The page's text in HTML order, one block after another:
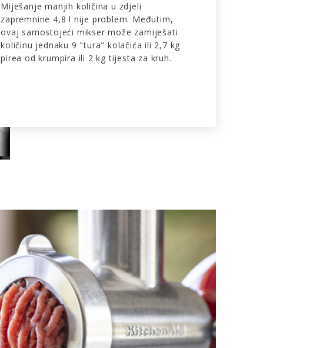
Miješanje manjih količina u zdjeli
zapremnine 4,8 l nije problem. Međutim,
ovaj samostojeći mikser može zamiješati
količinu jednaku 9 "tura" kolačića ili 2,7 kg
pirea od krumpira ili 2 kg tijesta za kruh.